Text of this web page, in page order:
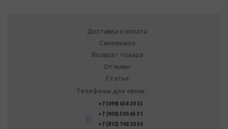
Доставка и оплата
Самовывоз
Возврат товара
Отзывы
Статьи
Телефоны для связи:
+7 (499) 638 20 55
+7 (800) 500 65 31
+7 (812) 748 20 56